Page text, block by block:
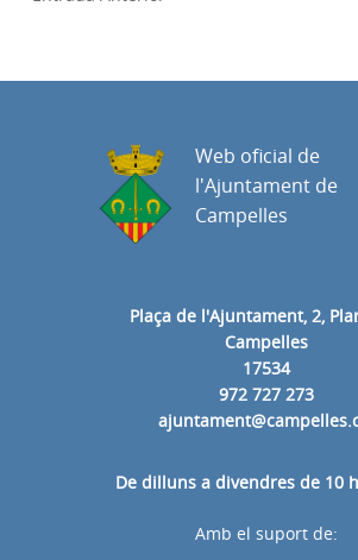
Plaça de l'Ajuntament, 2,
Campelles
17534
972 727 273
De dilluns a divendres de 10
Web oficial de
l'Ajuntament de
Campelles
Amb el suport de: